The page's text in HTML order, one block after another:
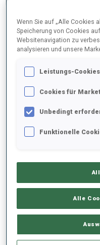
PERFORMANCE
Keine Daten vorhanden
Keine Daten vorhanden
STEHENDSCHIESSEN
Wenn Sie auf „Alle Cookies
Speicherung von Cookies
Websitenavigation zu
analysieren und unsere
Leistungs-Cookies
Cookies für
Unbedingt
Funktionelle
Alle